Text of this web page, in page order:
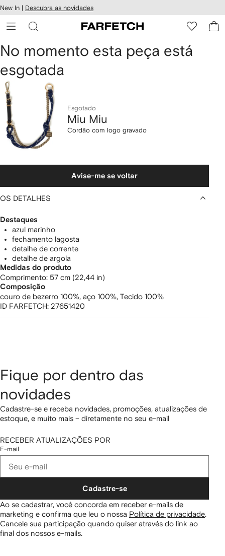
o
New In | Descubra as novidades
Miu
Miu
Cordão
com
logo
gravado
No momento esta peça está
esgotada
Esgotado
Miu Miu
Cordão com logo gravado
Avise-me se voltar
OS DETALHES
Destaques
azul marinho
fechamento lagosta
detalhe de corrente
detalhe de argola
Medidas do produto
comprimento: 57 cm (22,44 in)
Composição
couro de bezerro 100%, aço 100%, Tecido 100%
ID FARFETCH: 27651420
Fique por dentro das
novidades
Cadastre-se e receba novidades, promoções, atualizações de
estoque, e muito mais – diretamente no seu e-mail
RECEBER ATUALIZAÇÕES POR
E-mail
Cadastre-se
Ao se cadastrar, você concorda em receber e-mails de
marketing e confirma que leu o nossa Política de privacidade.
Cancele sua participação quando quiser através do link ao
final dos nossos e-mails.